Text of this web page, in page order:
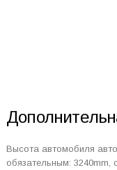
Высота автомобиля
обязательным: 3240mm,